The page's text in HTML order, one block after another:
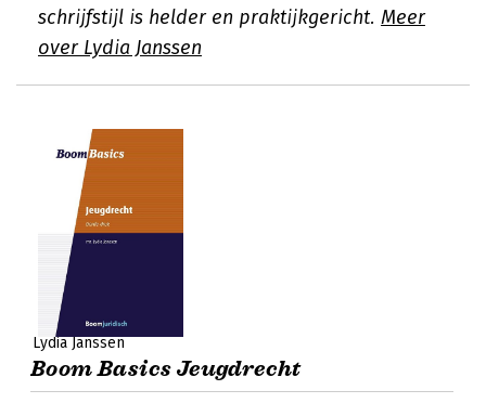
schrijfstijl is helder en praktijkgericht. Meer
over Lydia Janssen
Lydia Janssen
Boom Basics Jeugdrecht